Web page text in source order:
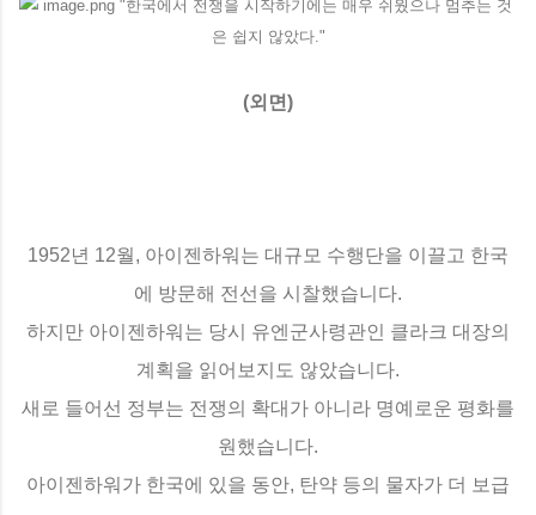
(외면)
1952년 12월, 아이젠하워는 대규모 수행단을 이끌고 한국
에 방문해 전선을 시찰했습니다.
하지만 아이젠하워는 당시 유엔군사령관인 클라크 대장의
계획을 읽어보지도 않았습니다.
새로 들어선 정부는 전쟁의 확대가 아니라 명예로운 평화를
원했습니다.
아이젠하워가 한국에 있을 동안, 탄약 등의 물자가 더 보급